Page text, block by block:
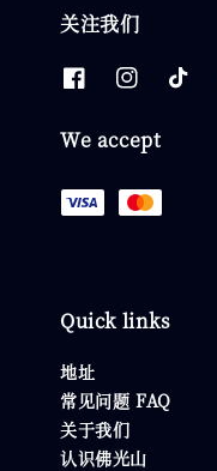
关注我们
We accept
Quick links
地址
常见问题 FAQ
关于我们
认识佛光山